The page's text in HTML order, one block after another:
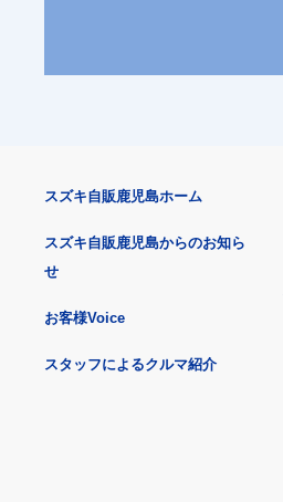
スズキ自販鹿児島ホーム
スズキ自販鹿児島からのお知ら
せ
お客様Voice
スタッフによるクルマ紹介